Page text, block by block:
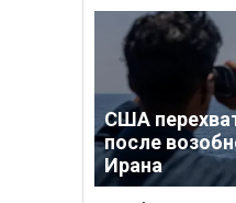
США
после
Ирана